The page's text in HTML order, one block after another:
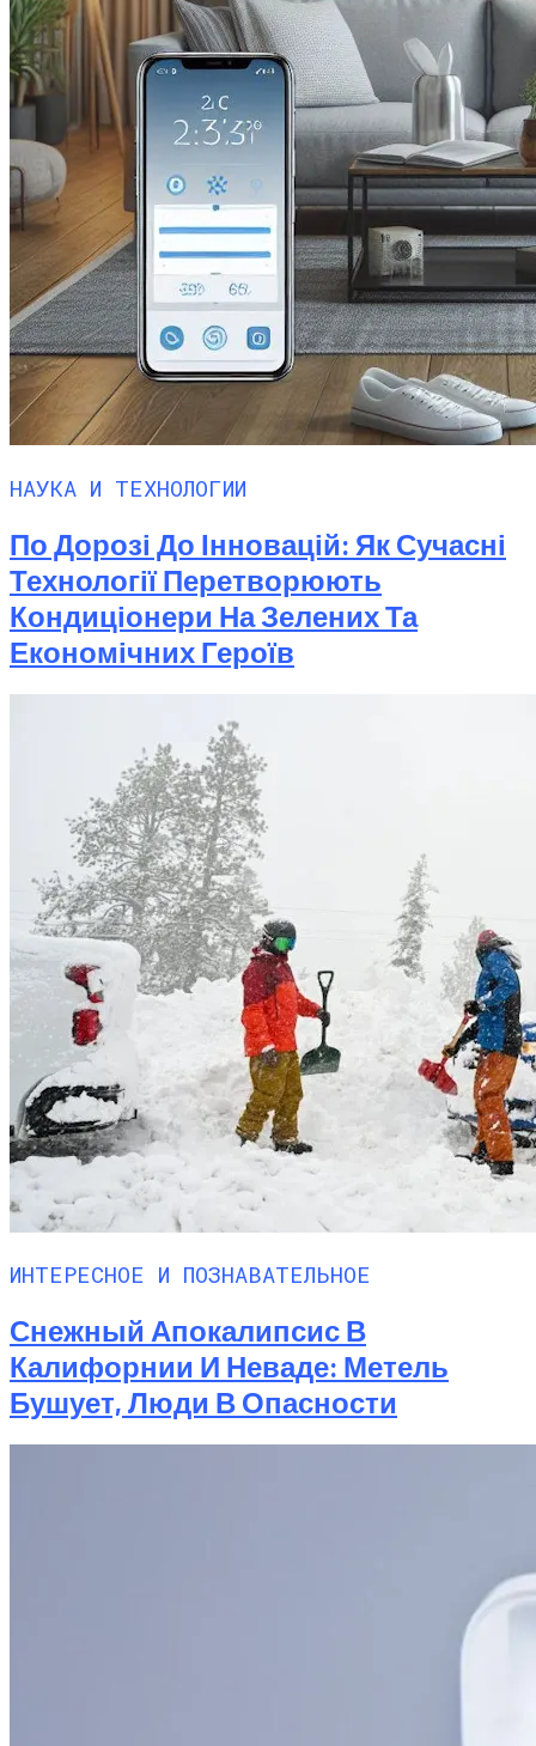
НАУКА И ТЕХНОЛОГИИ
По Дорозі До Інновацій: Як Сучасні
Технології Перетворюють
Кондиціонери На Зелених Та
Економічних Героїв
ИНТЕРЕСНОЕ И ПОЗНАВАТЕЛЬНОЕ
Снежный Апокалипсис В
Калифорнии И Неваде: Метель
Бушует, Люди В Опасности